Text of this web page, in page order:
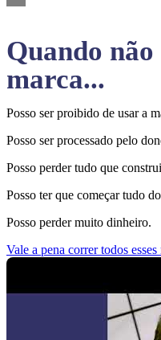
Quando
marca...
Posso ser proibido de usar a
Posso ser processado pelo
Posso perder tudo que
Posso ter que começar tudo
Posso perder muito dinheiro.
Vale a pena correr todos esses